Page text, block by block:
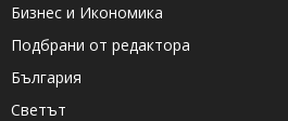
Бизнес и Икономика
Подбрани от редактора
България
Светът